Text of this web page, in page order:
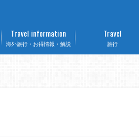
海外旅行・お得情報・解説
Travel information
旅行
Travel